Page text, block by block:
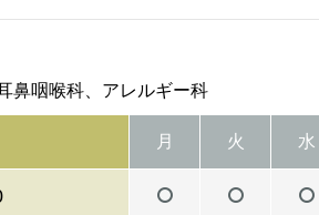
鼻咽喉科、アレルギー科
月 火 水